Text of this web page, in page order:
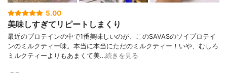
5.00
美味しすぎてリピートしまくり
最近のプロテインの中で1番美味しいのが、このSAVASのソイプロテイ
ンのミルクティー味。本当に本当にただのミルクティー！いや、むしろ
ミルクティーよりもあまくて美…続きを見る